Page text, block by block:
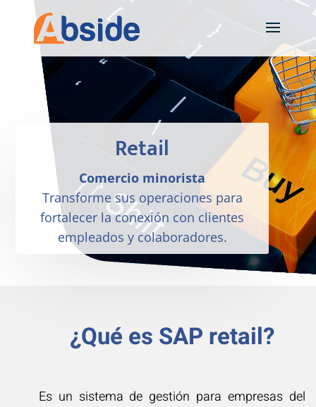
Retail
Comercio minorista
Transforme sus operaciones para
fortalecer la conexión con clientes
empleados y colaboradores.
¿Qué es SAP retail?
Es un sistema de gestión para empresas del